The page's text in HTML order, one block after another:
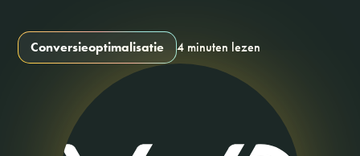
Conversieoptimalisatie 4 minuten lezen